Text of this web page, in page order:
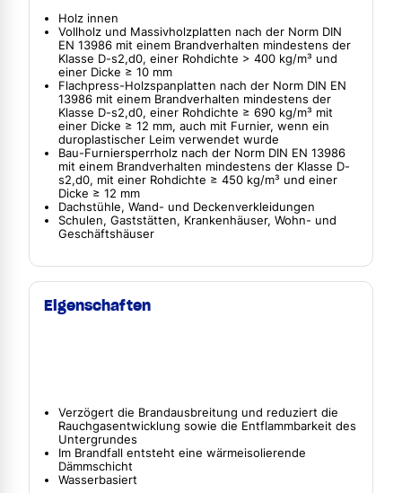
Holz innen
Vollholz und Massivholzplatten nach der Norm DIN
EN 13986 mit einem Brandverhalten mindestens der
Klasse D-s2,d0, einer Rohdichte > 400 kg/m³ und
einer Dicke ≥ 10 mm
Flachpress-Holzspanplatten nach der Norm DIN EN
13986 mit einem Brandverhalten mindestens der
Klasse D-s2,d0, einer Rohdichte ≥ 690 kg/m³ mit
einer Dicke ≥ 12 mm, auch mit Furnier, wenn ein
duroplastischer Leim verwendet wurde
Bau-Furniersperrholz nach der Norm DIN EN 13986
mit einem Brandverhalten mindestens der Klasse D-
s2,d0, mit einer Rohdichte ≥ 450 kg/m³ und einer
Dicke ≥ 12 mm
Dachstühle, Wand- und Deckenverkleidungen
Schulen, Gaststätten, Krankenhäuser, Wohn- und
Geschäftshäuser
Eigenschaften
Verzögert die Brandausbreitung und reduziert die
Rauchgasentwicklung sowie die Entflammbarkeit des
Untergrundes
Im Brandfall entsteht eine wärmeisolierende
Dämmschicht
Wasserbasiert